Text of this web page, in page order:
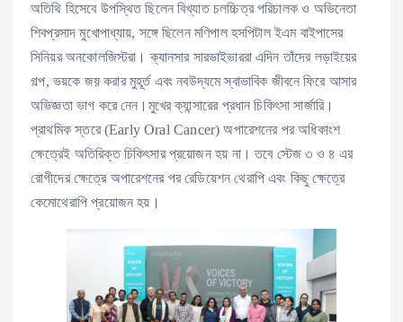
অতিথি হিসেবে উপস্থিত ছিলেন বিখ্যাত চলচ্চিত্র পরিচালক ও অভিনেতা
শিবপ্রসাদ মুখোপাধ্যায়, সঙ্গে ছিলেন মণিপাল হসপিটাল ইএম বাইপাসের
সিনিয়র অনকোলজিস্টরা। ক্যানসার সারভাইভাররা এদিন তাঁদের লড়াইয়ের
গল্প, ভয়কে জয় করার মুহূর্ত এবং নবউদ্যমে স্বাভাবিক জীবনে ফিরে আসার
অভিজ্ঞতা ভাগ করে নেন।মুখের ক্যান্সারের প্রধান চিকিৎসা সার্জারি।
প্রাথমিক স্তরে (Early Oral Cancer) অপারেশনের পর অধিকাংশ
ক্ষেত্রেই অতিরিক্ত চিকিৎসার প্রয়োজন হয় না। তবে স্টেজ ৩ ও ৪ এর
রোগীদের ক্ষেত্রে অপারেশনের পর রেডিয়েশন থেরাপি এবং কিছু ক্ষেত্রে
কেমোথেরাপি প্রয়োজন হয়।